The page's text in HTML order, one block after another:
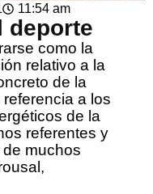
11:54 am
deporte
como la
relativo a la
de la
a los
de la
referentes y
muchos